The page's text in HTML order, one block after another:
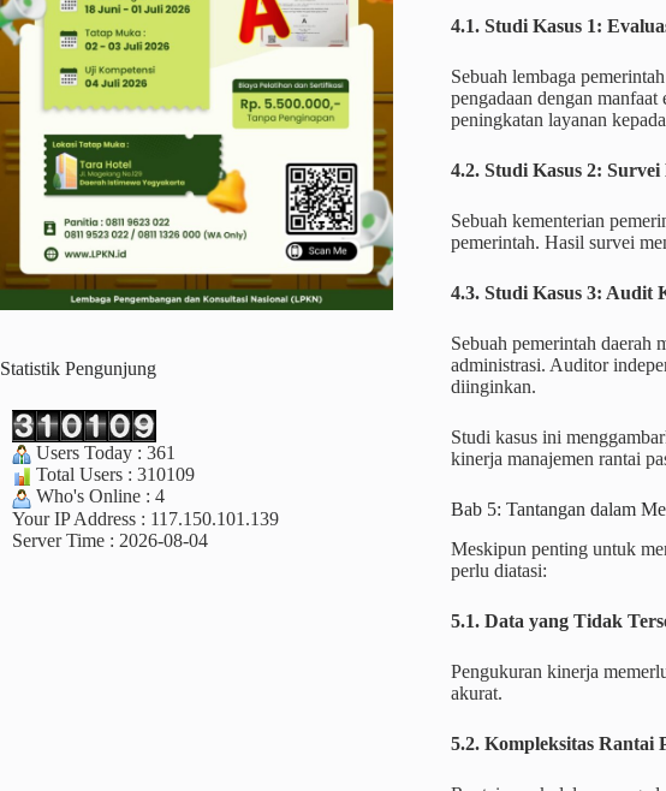
4.1. Studi Kasus 1:
Sebuah lembaga
pengadaan dengan
peningkatan layanan
4.2. Studi Kasus 2: Survei
Sebuah kementerian
pemerintah. Hasil survei
4.3. Studi Kasus 3: Audit
Sebuah pemerintah daerah
administrasi. Auditor
diinginkan.
Studi kasus ini
kinerja manajemen rantai
Bab 5: Tantangan dalam
Meskipun penting untuk
perlu diatasi:
5.1. Data yang Tidak
Pengukuran kinerja
akurat.
5.2. Kompleksitas Rantai
Statistik Pengunjung
Users Today : 361
Total Users : 310109
Who's Online : 4
Your IP Address : 117.150.101.139
Server Time : 2026-08-04